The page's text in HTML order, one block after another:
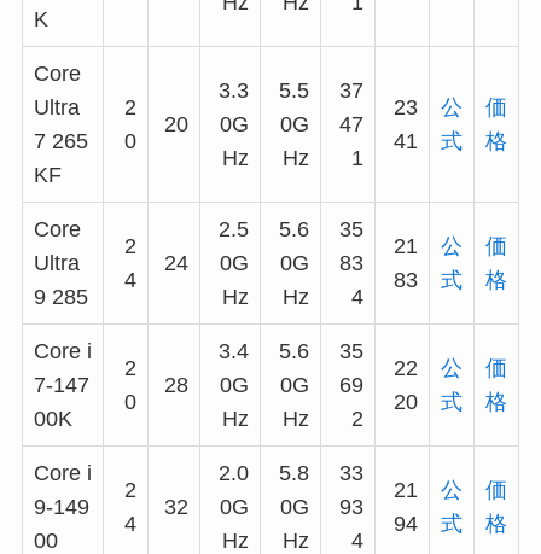
K
Core
Ultra
7 265
KF
2
0
20
3.3
0G
Hz
5.5
0G
Hz
37
47
1
23
41
公
式
価
格
Core
Ultra
9 285
2
4
24
2.5
0G
Hz
5.6
0G
Hz
35
83
4
21
83
公
式
価
格
Core i
7-147
00K
2
0
28
3.4
0G
Hz
5.6
0G
Hz
35
69
2
22
20
公
式
価
格
Core i
9-149
00
2
4
32
2.0
0G
Hz
5.8
0G
Hz
33
93
4
21
94
公
式
価
格